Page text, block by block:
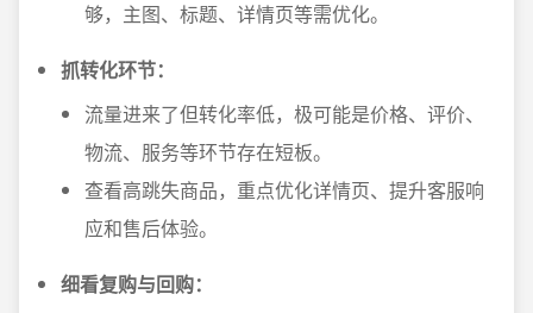
够，主图、标题、详情页等需优化。
抓转化环节：
流量进来了但转化率低，极可能是价格、评价、
物流、服务等环节存在短板。
查看高跳失商品，重点优化详情页、提升客服响
应和售后体验。
细看复购与回购：